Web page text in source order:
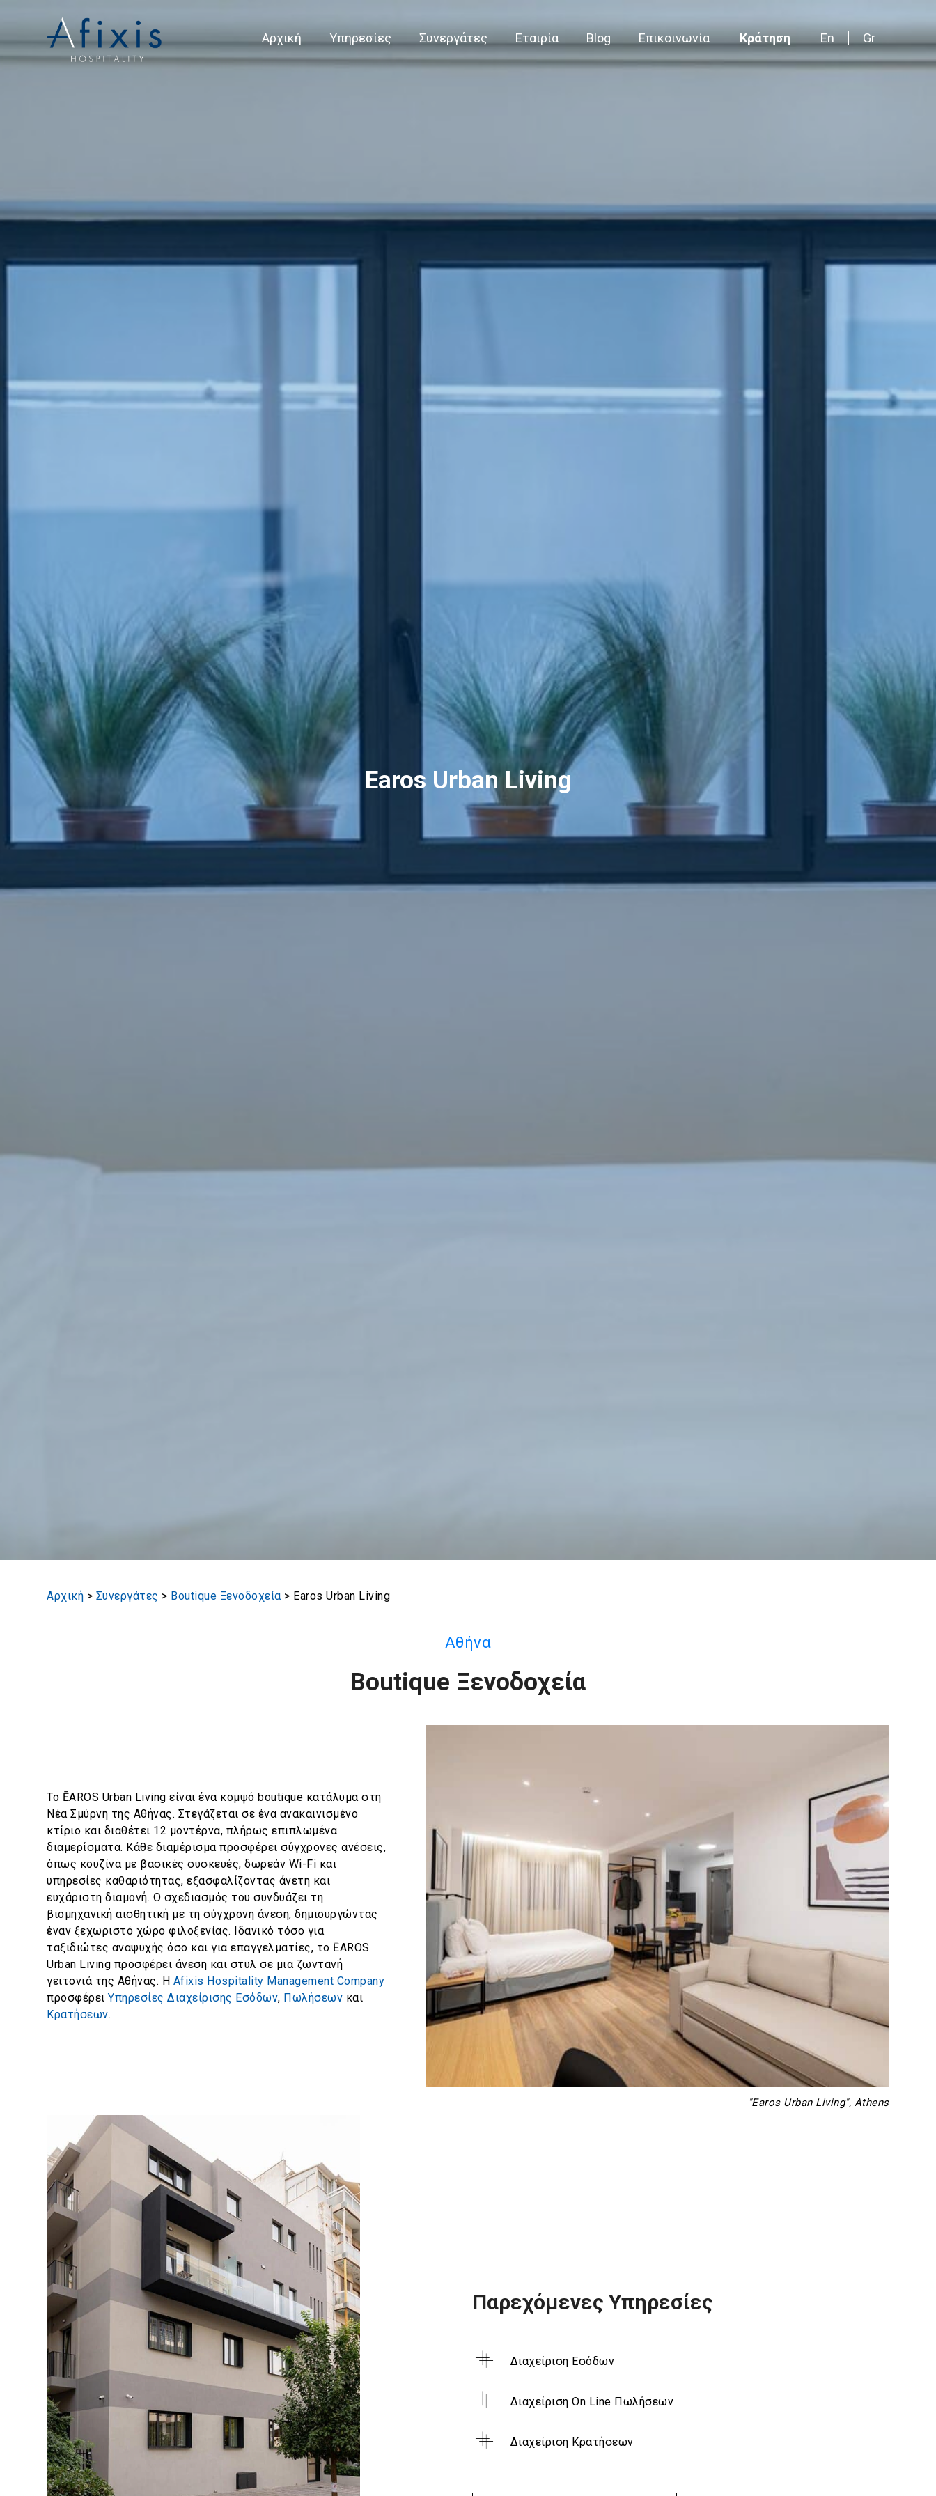
Αρχική Υπηρεσίες Συνεργάτες Εταιρία Blog Επικοινωνία Κράτηση En Gr
Earos Urban Living
Αρχική > Συνεργάτες > Boutique Ξενοδοχεία> Earos Urban Living
Αθήνα
Boutique Ξενοδοχεία
Το ĒAROS Urban Living είναι ένα κομψό boutique κατάλυμα στη
Νέα Σμύρνη της Αθήνας. Στεγάζεται σε ένα ανακαινισμένο
κτίριο και διαθέτει 12 μοντέρνα, πλήρως επιπλωμένα
διαμερίσματα. Κάθε διαμέρισμα προσφέρει σύγχρονες ανέσεις,
όπως κουζίνα με βασικές συσκευές, δωρεάν Wi-Fi και
υπηρεσίες καθαριότητας, εξασφαλίζοντας άνετη και
ευχάριστη διαμονή. Ο σχεδιασμός του συνδυάζει τη
βιομηχανική αισθητική με τη σύγχρονη άνεση, δημιουργώντας
έναν ξεχωριστό χώρο φιλοξενίας. Ιδανικό τόσο για
ταξιδιώτες αναψυχής όσο και για επαγγελματίες, το ĒAROS
Urban Living προσφέρει άνεση και στυλ σε μια ζωντανή
γειτονιά της Αθήνας. Η Afixis Hospitality Management Company
προσφέρειΥπηρεσίες Διαχείρισης Εσόδων, Πωλήσεων και
Κρατήσεων.
"Earos Urban Living", Athens
Παρεχόμενες Υπηρεσίες
Διαχείριση Εσόδων
Διαχείριση On Line Πωλήσεων
Διαχείριση Κρατήσεων